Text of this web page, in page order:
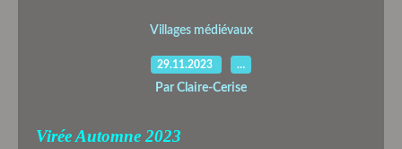
Villages médiévaux
29.11.2023 …
Par Claire-Cerise
Virée Automne 2023